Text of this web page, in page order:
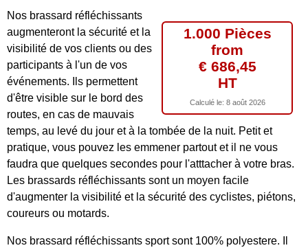
1.000 Pièces
from
€ 686,45
HT
Calculé le: 8 août 2026
Nos brassard réfléchissants
augmenteront la sécurité et la
visibilité de vos clients ou des
participants à l'un de vos
événements. Ils permettent
d'être visible sur le bord des
routes, en cas de mauvais
temps, au levé du jour et à la tombée de la nuit. Petit et
pratique, vous pouvez les emmener partout et il ne vous
faudra que quelques secondes pour l'atttacher à votre bras.
Les brassards réfléchissants sont un moyen facile
d'augmenter la visibilité et la sécurité des cyclistes, piétons,
coureurs ou motards.
Nos brassard réfléchissants sport sont 100% polyestere. Il